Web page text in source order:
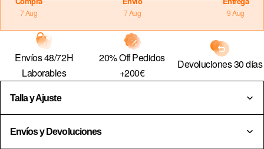
HR · € — CROACIA
DK · KR. — DINAMARCA
SK · € — ESLOVAQUIA
SI · € — ESLOVENIA
ES · € — ESPAÑA
7 Aug 7 Aug 9 Aug
Envíos 48/72H
Laborables
20% Off Pedidos
+200€
Devoluciones 30 días
Talla y Ajuste
Envíos y Devoluciones